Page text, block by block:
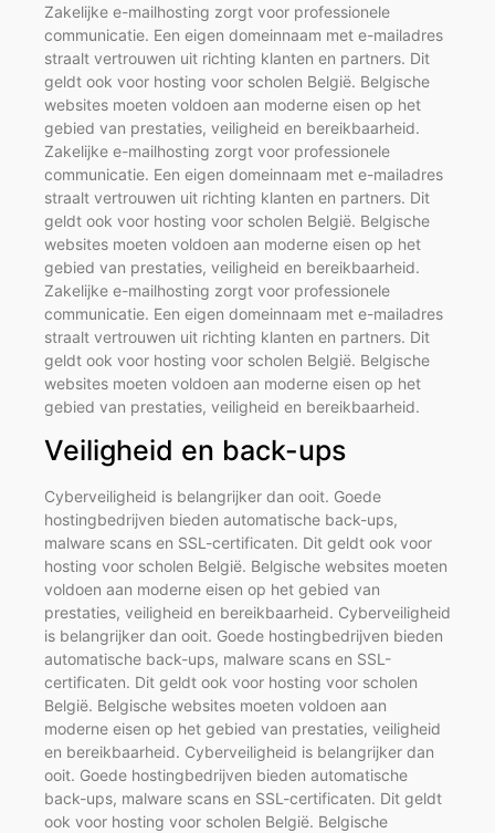
Zakelijke e-mailhosting zorgt voor professionele
communicatie. Een eigen domeinnaam met e-mailadres
straalt vertrouwen uit richting klanten en partners. Dit
geldt ook voor hosting voor scholen België. Belgische
websites moeten voldoen aan moderne eisen op het
gebied van prestaties, veiligheid en bereikbaarheid.
Zakelijke e-mailhosting zorgt voor professionele
communicatie. Een eigen domeinnaam met e-mailadres
straalt vertrouwen uit richting klanten en partners. Dit
geldt ook voor hosting voor scholen België. Belgische
websites moeten voldoen aan moderne eisen op het
gebied van prestaties, veiligheid en bereikbaarheid.
Zakelijke e-mailhosting zorgt voor professionele
communicatie. Een eigen domeinnaam met e-mailadres
straalt vertrouwen uit richting klanten en partners. Dit
geldt ook voor hosting voor scholen België. Belgische
websites moeten voldoen aan moderne eisen op het
gebied van prestaties, veiligheid en bereikbaarheid.
Veiligheid en back-ups
Cyberveiligheid is belangrijker dan ooit. Goede
hostingbedrijven bieden automatische back-ups,
malware scans en SSL-certificaten. Dit geldt ook voor
hosting voor scholen België. Belgische websites moeten
voldoen aan moderne eisen op het gebied van
prestaties, veiligheid en bereikbaarheid. Cyberveiligheid
is belangrijker dan ooit. Goede hostingbedrijven bieden
automatische back-ups, malware scans en SSL-
certificaten. Dit geldt ook voor hosting voor scholen
België. Belgische websites moeten voldoen aan
moderne eisen op het gebied van prestaties, veiligheid
en bereikbaarheid. Cyberveiligheid is belangrijker dan
ooit. Goede hostingbedrijven bieden automatische
back-ups, malware scans en SSL-certificaten. Dit geldt
ook voor hosting voor scholen België. Belgische